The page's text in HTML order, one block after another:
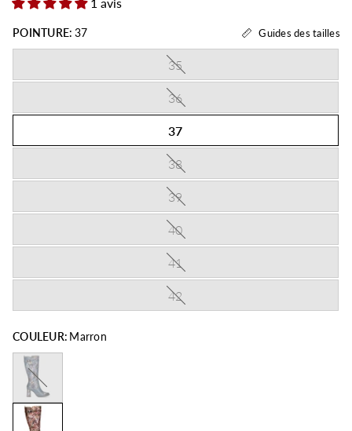
POINTURE: 37 Guides des tailles
35
36
37
38
39
40
41
42
COULEUR: Marron
Bleu